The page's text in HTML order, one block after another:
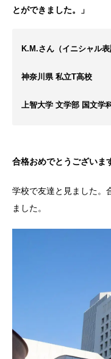
とができました。」
K.M.さん（イニシャル表
神奈川県 私立T高校
上智大学 文学部 国文
合格おめでとうございま
学校で友達と見ました。
ました。